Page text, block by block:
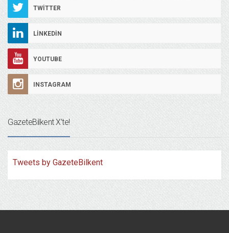
TWITTER
LINKEDIN
YOUTUBE
INSTAGRAM
GazeteBilkent X’te!
Tweets by GazeteBilkent